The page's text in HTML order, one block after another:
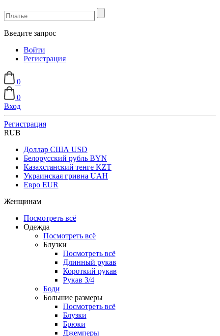
Введите запрос
Войти
Регистрация
0
0
Вход
Регистрация
RUB
Доллар США USD
Белорусский рубль BYN
Казахстанский тенге KZT
Украинская гривна UAH
Евро EUR
Женщинам
Посмотреть всё
Одежда
Посмотреть всё
Блузки
Посмотреть всё
Длинный рукав
Короткий рукав
Рукав 3/4
Боди
Большие размеры
Посмотреть всё
Блузки
Брюки
Джемперы